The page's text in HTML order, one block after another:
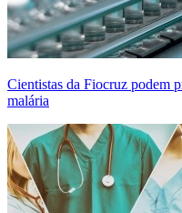
Cientistas da Fiocruz podem
malária